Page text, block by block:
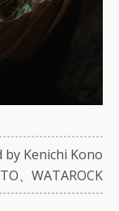
by Kenichi Kono
、WATAROCK